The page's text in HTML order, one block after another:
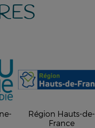
Région Hauts-de-
France